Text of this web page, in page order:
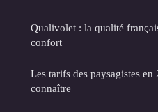
Qualivolet : la qualité
confort
Les tarifs des paysagistes
connaître